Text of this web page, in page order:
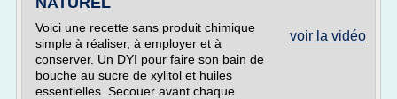
voir la vidéo
Voici une recette sans produit chimique
simple à réaliser, à employer et à
conserver. Un DYI pour faire son bain de
bouche au sucre de xylitol et huiles
essentielles. Secouer avant chaque